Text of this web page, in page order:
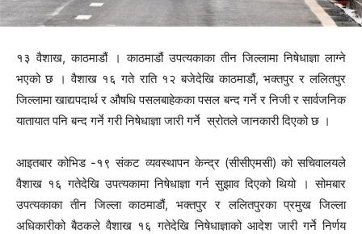
१३ वैशाख, काठमाडौं । काठमाडौं उपत्यकाका तीन जिल्लामा निषेधाज्ञा लाग्ने
भएको छ । वैशाख १६ गते राति १२ बजेदेखि काठमाडौं, भक्तपुर र ललितपुर
जिल्लामा खाद्यपदार्थ र औषधि पसलबाहेकका पसल बन्द गर्ने र निजी र सार्वजनिक
यातायात पनि बन्द गर्ने गरी निषेधाज्ञा जारी गर्ने स्रोतले जानकारी दिएको छ ।
आइतबार कोभिड -१९ संकट व्यवस्थापन केन्द्र (सीसीएमसी) को सचिवालयले
वैशाख १६ गतेदेखि उपत्यकामा निषेधाज्ञा गर्न सुझाव दिएको थियो । सोमबार
उपत्यकाका तीन जिल्ला काठमाडौं, भक्तपुर र ललितपुरका प्रमुख जिल्ला
अधिकारीको बैठकले वैशाख १६ गतेदेखि निषेधाज्ञाको आदेश जारी गर्ने निर्णय